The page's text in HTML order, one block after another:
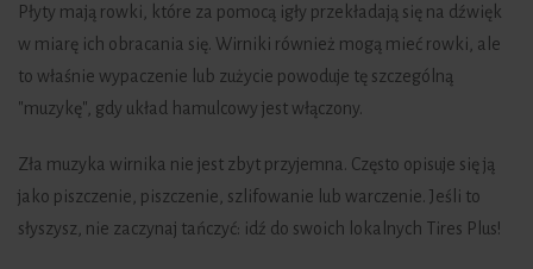
Płyty mają rowki, które za pomocą igły przekładają się na dźwięk
w miarę ich obracania się. Wirniki również mogą mieć rowki, ale
to właśnie wypaczenie lub zużycie powoduje tę szczególną
"muzykę", gdy układ hamulcowy jest włączony.
Zła muzyka wirnika nie jest zbyt przyjemna. Często opisuje się ją
jako piszczenie, piszczenie, szlifowanie lub warczenie. Jeśli to
słyszysz, nie zaczynaj tańczyć: idź do swoich lokalnych Tires Plus!